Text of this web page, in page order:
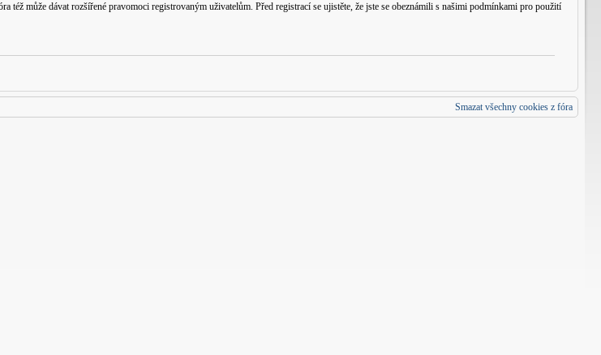
může dávat rozšířené pravomoci registrovaným uživatelům. Před registrací se ujistěte, že jste se obeznámili s našimi podmínkami pro použití
Smazat všechny cookies z fóra